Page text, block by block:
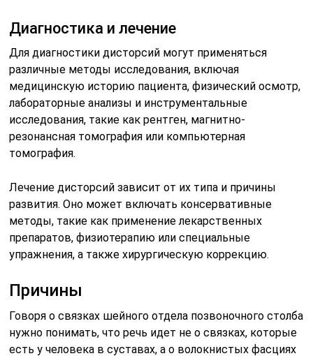
число повреждений в шейном отделе, в то время как
дисторсия грудного и поясничного отделов
встречается реже.
При дисторсии шейного отдела позвоночного столба
могут повредиться следующие структуры:
передняя продольная;
желтые связки;
надостная;
межостные;
поперечно-остистые;
СПРАВКА! Повреждение при дисторсии затрагивает
исключительно фиксирующие связки. Параллельно